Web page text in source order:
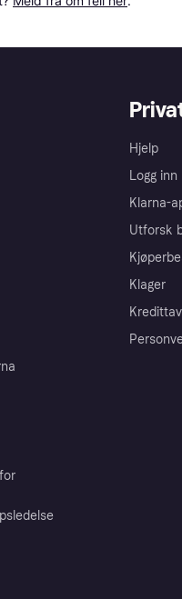
Hjelp
Logg inn
Klarna-
Utforsk
Klager